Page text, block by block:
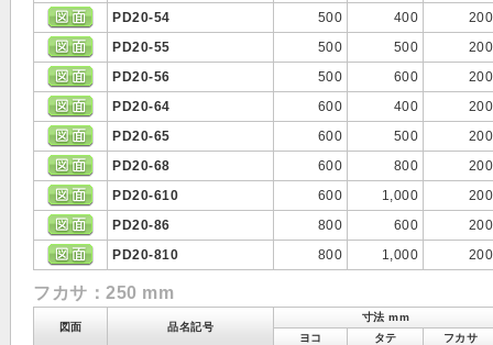
PD20-54
500 400
200
PD20-55
500 500
200
PD20-56
500 600
200
PD20-64
600 400
200
PD20-65
600 500
200
PD20-68
600 800
200
PD20-610
600 1,000
200
PD20-86
800 600
200
PD20-810
800 1,000 200
フカサ：250 mm
図面 品名記号
寸法 mm
ヨコ
タテ フカサ